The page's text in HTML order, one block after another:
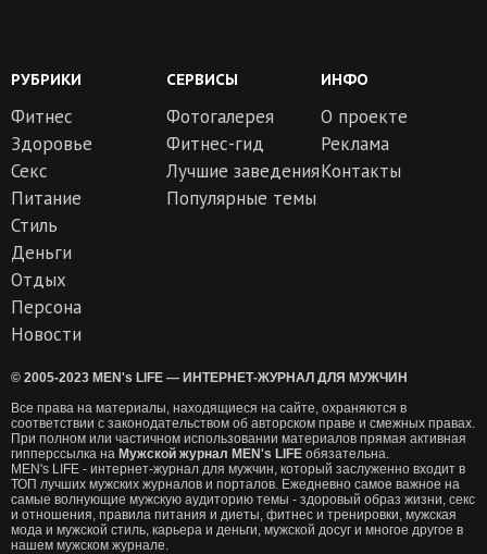
РУБРИКИ
Фитнес
Здоровье
Секс
Питание
Стиль
Деньги
Отдых
Персона
Новости
СЕРВИСЫ
Фотогалерея
Фитнес-гид
Лучшие заведения
Популярные темы
ИНФО
О проекте
Реклама
Контакты
© 2005-2023 MEN's LIFE — ИНТЕРНЕТ-ЖУРНАЛ ДЛЯ МУЖЧИН
Все права на материалы, находящиеся на сайте, охраняются в
соответствии с законодательством об авторском праве и смежных правах.
При полном или частичном использовании материалов прямая активная
гипперссылка на Мужской журнал MEN's LIFE обязательна.
MEN's LIFE - интернет-журнал для мужчин, который заслуженно входит в
ТОП лучших мужских журналов и порталов. Ежедневно самое важное на
самые волнующие мужскую аудиторию темы - здоровый образ жизни, секс
и отношения, правила питания и диеты, фитнес и тренировки, мужская
мода и мужской стиль, карьера и деньги, мужской досуг и многое другое в
нашем мужском журнале.